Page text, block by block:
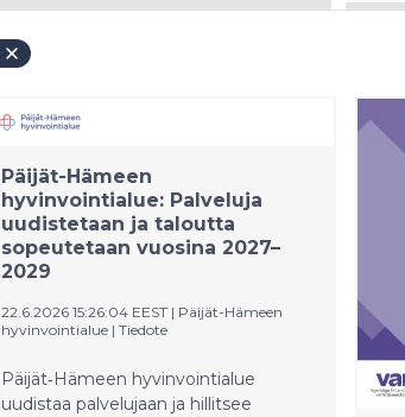
Päijät-Hämeen
hyvinvointialue: Palveluja
uudistetaan ja taloutta
sopeutetaan vuosina 2027–
2029
22.6.2026 15:26:04 EEST | Päijät-Hämeen
hyvinvointialue | Tiedote
Päijät‑Hämeen hyvinvointialue
uudistaa palvelujaan ja hillitsee